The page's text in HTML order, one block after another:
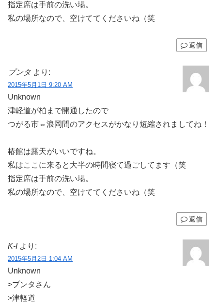
指定席は手前の洗い場。
私の場所なので、空けててくださいね（笑
返信
プンタ より:
2015年5月1日 9:20 AM
Unknown
津軽道が柏まで開通したので
つがる市⇔浪岡間のアクセスがかなり短縮されましてね！
椿館は露天がいいですね。
私はここに来ると大半の時間寝て過ごしてます（笑
指定席は手前の洗い場。
私の場所なので、空けててくださいね（笑
返信
K-I より:
2015年5月2日 1:04 AM
Unknown
>プンタさん
>津軽道